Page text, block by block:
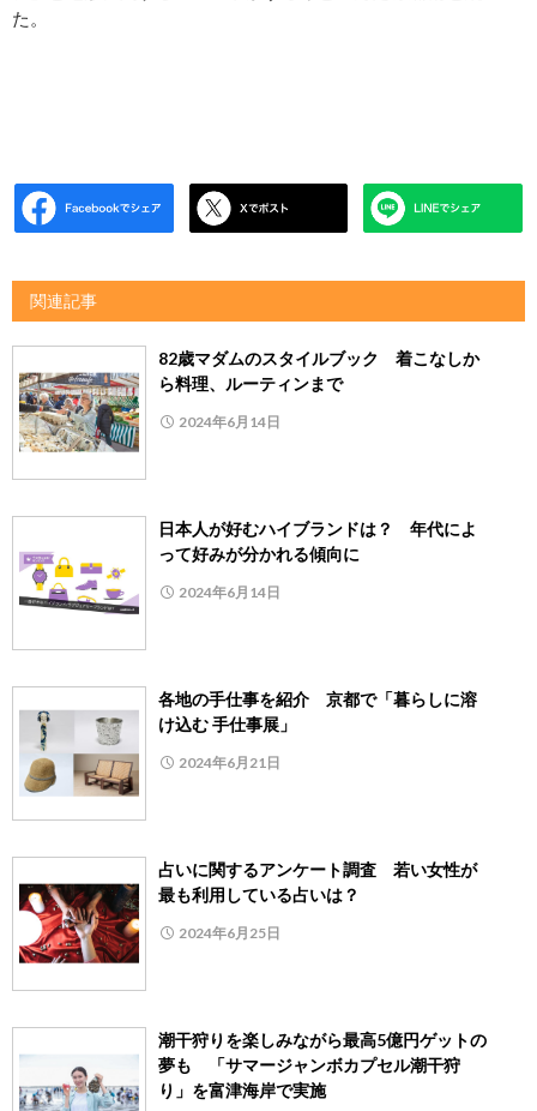
た。
関連記事
82歳マダムのスタイルブック 着こなしか
ら料理、ルーティンまで
2024年6月14日
日本人が好むハイブランドは？ 年代によ
って好みが分かれる傾向に
2024年6月14日
各地の手仕事を紹介 京都で「暮らしに溶
け込む 手仕事展」
2024年6月21日
占いに関するアンケート調査 若い女性が
最も利用している占いは？
2024年6月25日
潮干狩りを楽しみながら最高5億円ゲットの
夢も 「サマージャンボカプセル潮干狩
り」を富津海岸で実施